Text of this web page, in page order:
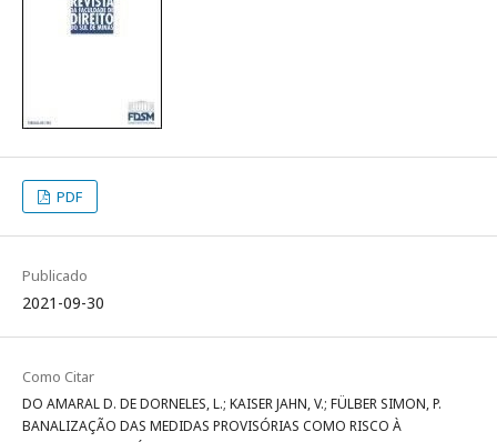
PDF
Publicado
2021-09-30
Como Citar
DO AMARAL D. DE DORNELES, L.; KAISER JAHN, V.; FÜLBER SIMON, P.
BANALIZAÇÃO DAS MEDIDAS PROVISÓRIAS COMO RISCO À